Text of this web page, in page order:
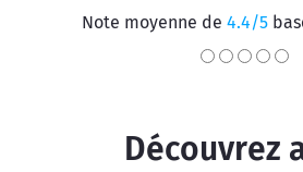
Note moyenne de 4.4/5
Découvrez